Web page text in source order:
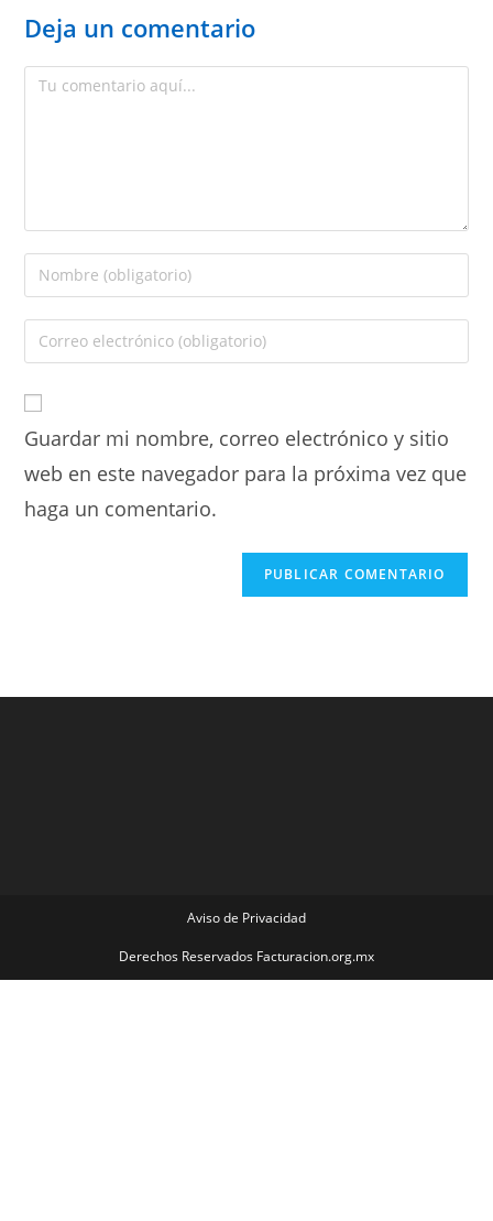
Deja un comentario
Guardar mi nombre, correo electrónico y sitio
web en este navegador para la próxima vez que
haga un comentario.
Aviso de Privacidad
Derechos Reservados Facturacion.org.mx